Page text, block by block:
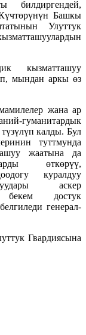
Башкы
Улуттук
кызматташуу
мындан аркы өз
жана ар
гуманитардык
калды. Бул
туттмунда
жаатына да
өткөрүү,
куралдуу
аскер
бекем достук
генерал-
Гвардиясына